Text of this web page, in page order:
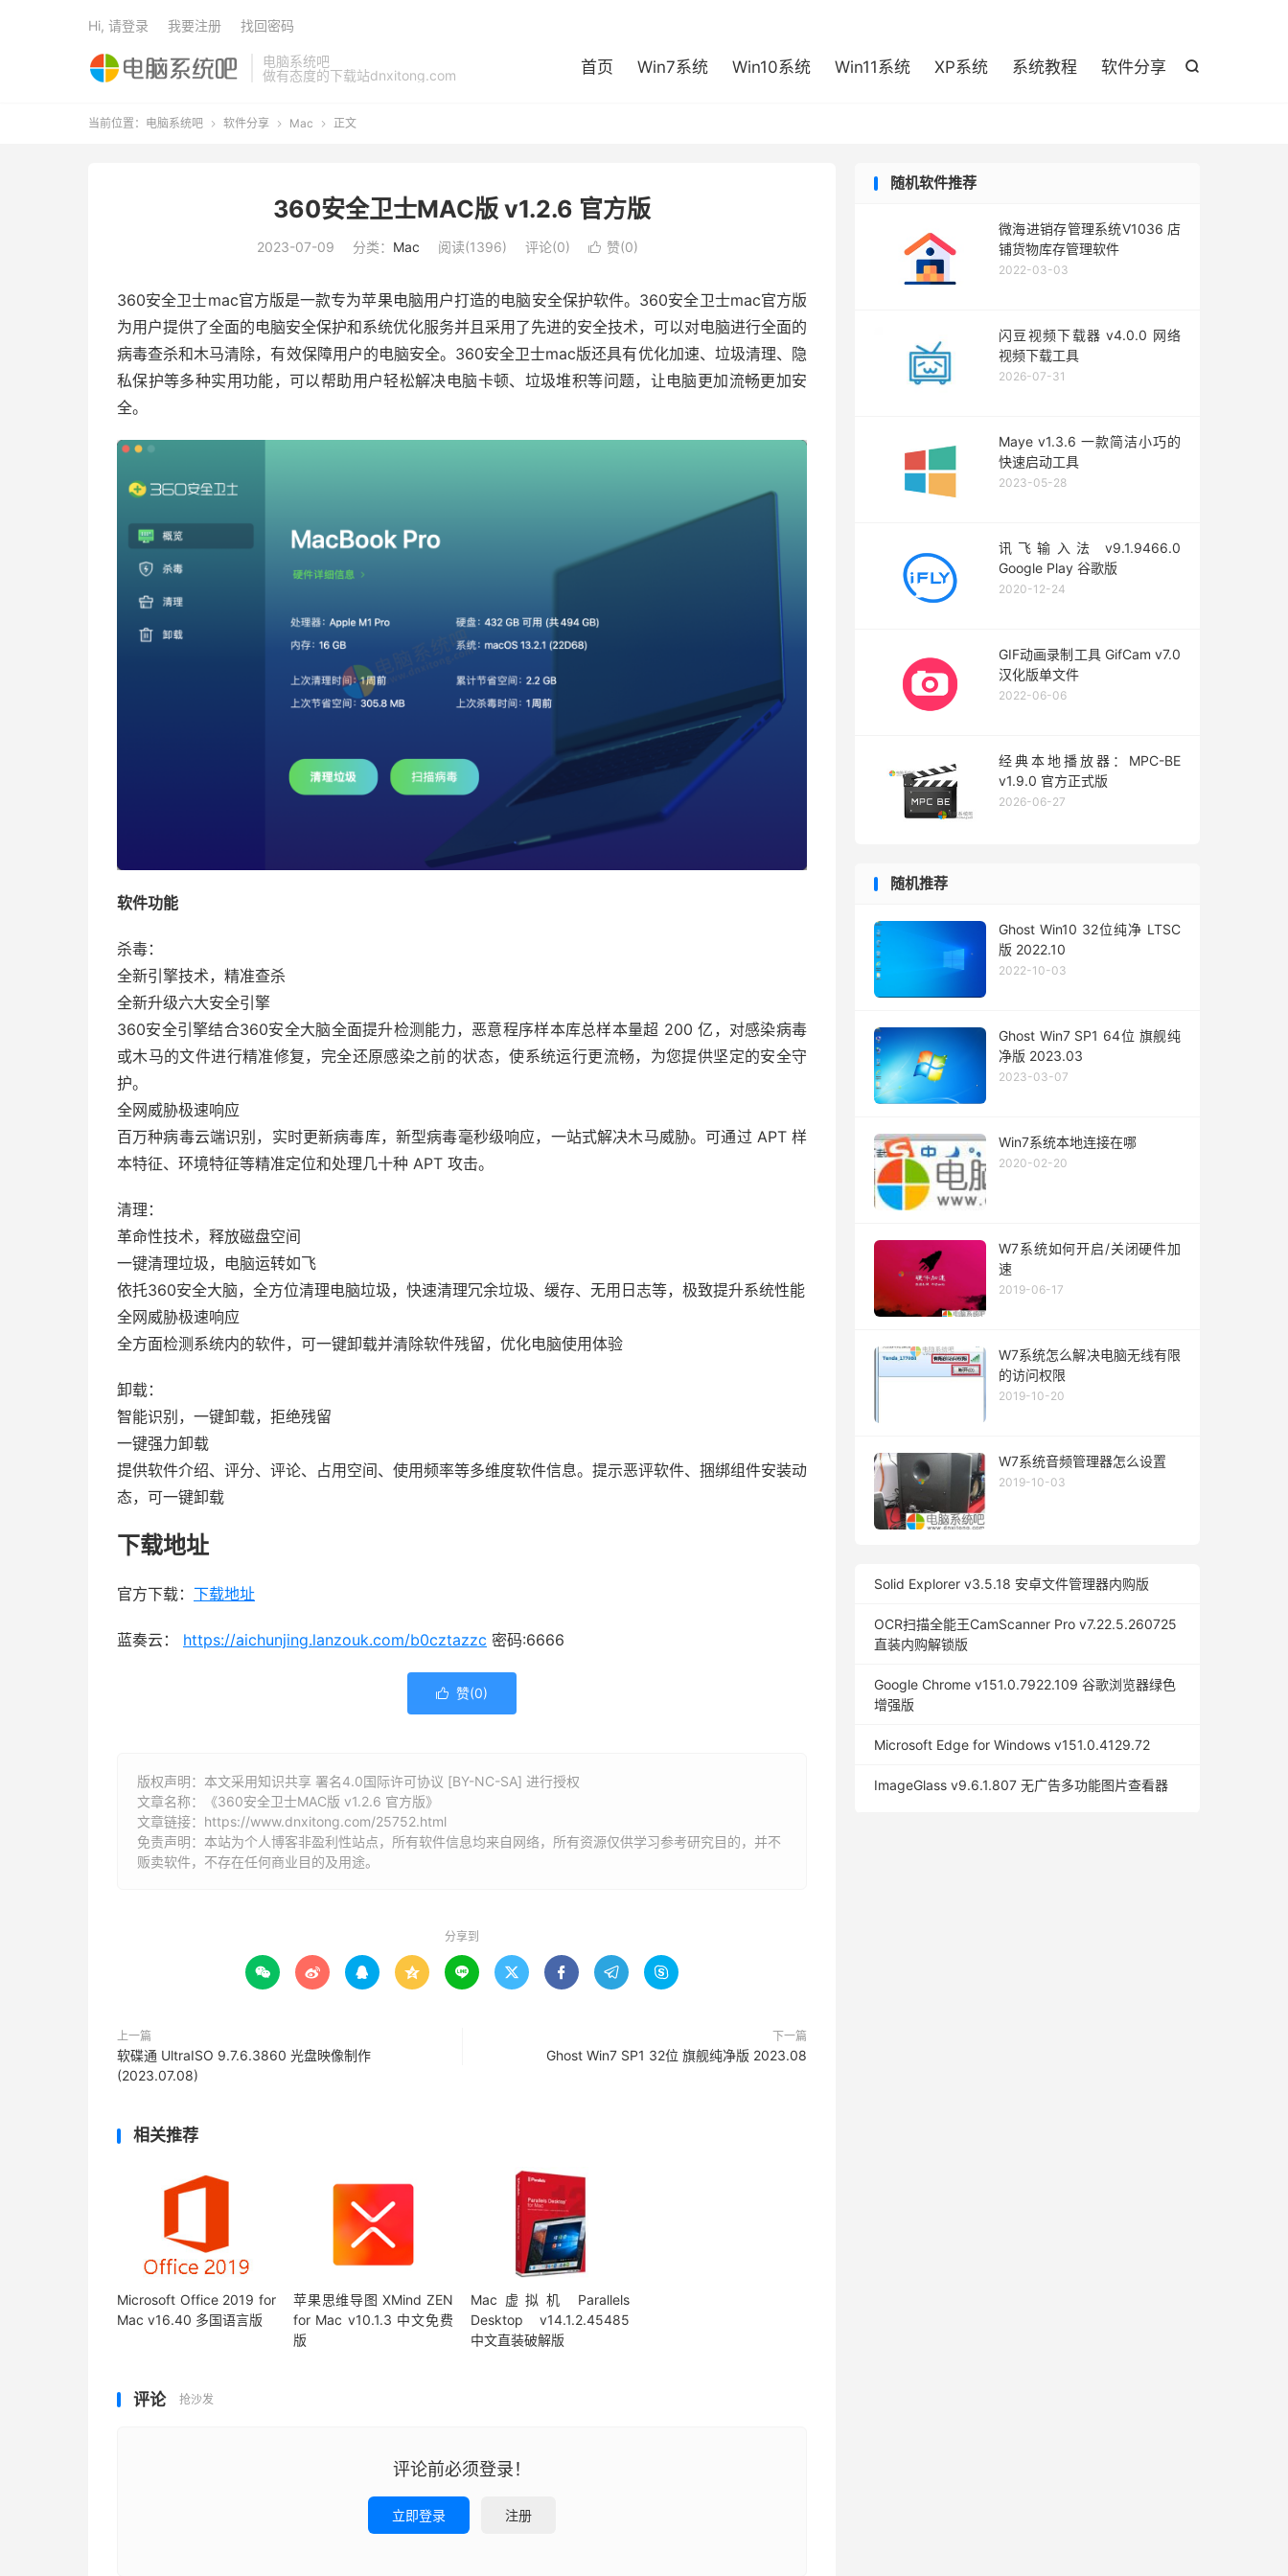
电脑系统吧
做有态度的下载站dnxitong.com

首页 Win7系统 Win10系统 Win11系统 XP系统 系统教程 软件分享
Hi, 请登录 我要注册 找回密码
当前位置： 电脑系统吧  软件分享  Mac  正文
360安全卫士MAC版 v1.2.6 官方版
2023-07-09 分类： Mac 阅读(1396) 评论(0)  赞(0)
360安全卫士mac官方版是一款专为苹果电脑用户打造的电脑安全保护软件。360安全卫士mac官方版
为用户提供了全面的电脑安全保护和系统优化服务并且采用了先进的安全技术，可以对电脑进行全面的
病毒查杀和木马清除，有效保障用户的电脑安全。360安全卫士mac版还具有优化加速、垃圾清理、隐
私保护等多种实用功能，可以帮助用户轻松解决电脑卡顿、垃圾堆积等问题，让电脑更加流畅更加安
全。
软件功能
杀毒：
全新引擎技术，精准查杀
全新升级六大安全引擎
360安全引擎结合360安全大脑全面提升检测能力，恶意程序样本库总样本量超 200 亿，对感染病毒
或木马的文件进行精准修复，完全还原感染之前的状态，使系统运行更流畅，为您提供坚定的安全守
护。
全网威胁极速响应
百万种病毒云端识别，实时更新病毒库，新型病毒毫秒级响应，一站式解决木马威胁。可通过 APT 样
本特征、环境特征等精准定位和处理几十种 APT 攻击。
清理：
革命性技术，释放磁盘空间
一键清理垃圾，电脑运转如飞
依托360安全大脑，全方位清理电脑垃圾，快速清理冗余垃圾、缓存、无用日志等，极致提升系统性能
全网威胁极速响应
全方面检测系统内的软件，可一键卸载并清除软件残留，优化电脑使用体验
卸载：
智能识别，一键卸载，拒绝残留
一键强力卸载
提供软件介绍、评分、评论、占用空间、使用频率等多维度软件信息。提示恶评软件、捆绑组件安装动
态，可一键卸载
下载地址
官方下载： 下载地址
蓝奏云： https://aichunjing.lanzouk.com/b0cztazzc 密码:6666
 赞(0)
版权声明：本文采用知识共享 署名4.0国际许可协议 [BY-NC-SA] 进行授权
文章名称：《360安全卫士MAC版 v1.2.6 官方版》
文章链接： https://www.dnxitong.com/25752.html
免责声明：本站为个人博客非盈利性站点，所有软件信息均来自网络，所有资源仅供学习参考研究目的，并不
贩卖软件，不存在任何商业目的及用途。
分享到
        
上一篇
软碟通 UltraISO 9.7.6.3860 光盘映像制作
(2023.07.08)
下一篇
Ghost Win7 SP1 32位 旗舰纯净版 2023.08
相关推荐
Microsoft Office 2019 for
Mac v16.40 多国语言版
苹果思维导图 XMind ZEN
for Mac v10.1.3 中文免费
版
Mac虚拟机 Parallels
Desktop v14.1.2.45485
中文直装破解版
评论 抢沙发
评论前必须登录！
立即登录 注册
随机软件推荐
微海进销存管理系统V1036 店
铺货物库存管理软件
2022-03-03
闪豆视频下载器 v4.0.0 网络
视频下载工具
2026-07-31
Maye v1.3.6 一款简洁小巧的
快速启动工具
2023-05-28
讯飞输入法 v9.1.9466.0
Google Play 谷歌版
2020-12-24
GIF动画录制工具 GifCam v7.0
汉化版单文件
2022-06-06
经典本地播放器：MPC-BE
v1.9.0 官方正式版
2026-06-27
随机推荐
Ghost Win10 32位纯净 LTSC
版 2022.10
2022-10-03
Ghost Win7 SP1 64位 旗舰纯
净版 2023.03
2023-03-07
Win7系统本地连接在哪
2020-02-20
W7系统如何开启/关闭硬件加
速
2019-06-17
W7系统怎么解决电脑无线有限
的访问权限
2019-10-20
W7系统音频管理器怎么设置
2019-10-03
Solid Explorer v3.5.18 安卓文件管理器内购版
OCR扫描全能王CamScanner Pro v7.22.5.260725
直装内购解锁版
Google Chrome v151.0.7922.109 谷歌浏览器绿色
增强版
Microsoft Edge for Windows v151.0.4129.72
ImageGlass v9.6.1.807 无广告多功能图片查看器